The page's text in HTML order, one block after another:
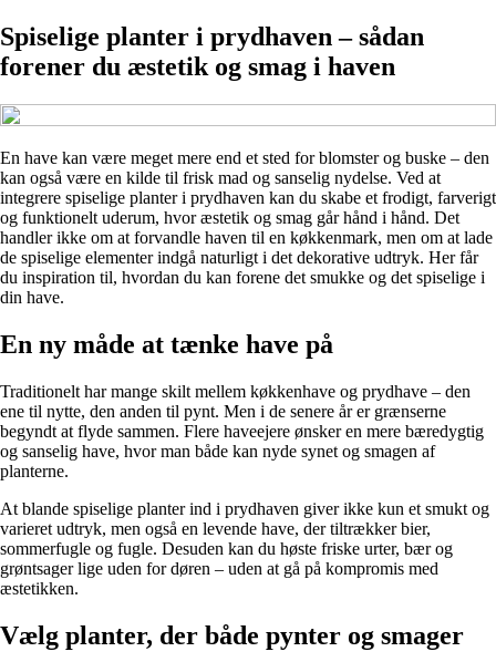
Spiselige planter i prydhaven – sådan
forener du æstetik og smag i haven
En have kan være meget mere end et sted for blomster og buske – den
kan også være en kilde til frisk mad og sanselig nydelse. Ved at
integrere spiselige planter i prydhaven kan du skabe et frodigt, farverigt
og funktionelt uderum, hvor æstetik og smag går hånd i hånd. Det
handler ikke om at forvandle haven til en køkkenmark, men om at lade
de spiselige elementer indgå naturligt i det dekorative udtryk. Her får
du inspiration til, hvordan du kan forene det smukke og det spiselige i
din have.
En ny måde at tænke have på
Traditionelt har mange skilt mellem køkkenhave og prydhave – den
ene til nytte, den anden til pynt. Men i de senere år er grænserne
begyndt at flyde sammen. Flere haveejere ønsker en mere bæredygtig
og sanselig have, hvor man både kan nyde synet og smagen af
planterne.
At blande spiselige planter ind i prydhaven giver ikke kun et smukt og
varieret udtryk, men også en levende have, der tiltrækker bier,
sommerfugle og fugle. Desuden kan du høste friske urter, bær og
grøntsager lige uden for døren – uden at gå på kompromis med
æstetikken.
Vælg planter, der både pynter og smager